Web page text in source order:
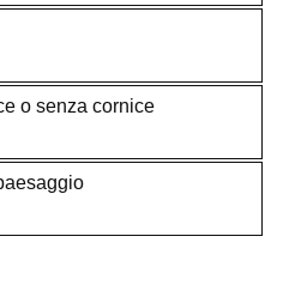
o senza cornice